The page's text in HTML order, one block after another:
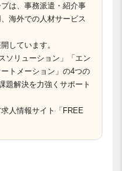
は、事務派遣・紹介事
海外での人材サービス
しています。
ソリューション」「エン
トメーション」の4つの
題解決を力強くサポート
人情報サイト「FREE